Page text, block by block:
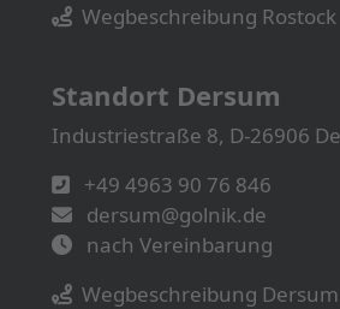
Wegbeschreibung Rostock
Standort Dersum
Industriestraße 8, D-26906
+49 4963 90 76 846
dersum@golnik.de
nach Vereinbarung
Wegbeschreibung Dersum